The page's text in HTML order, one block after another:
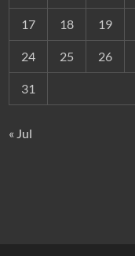
17 18 19
24 25 26
31
« Jul